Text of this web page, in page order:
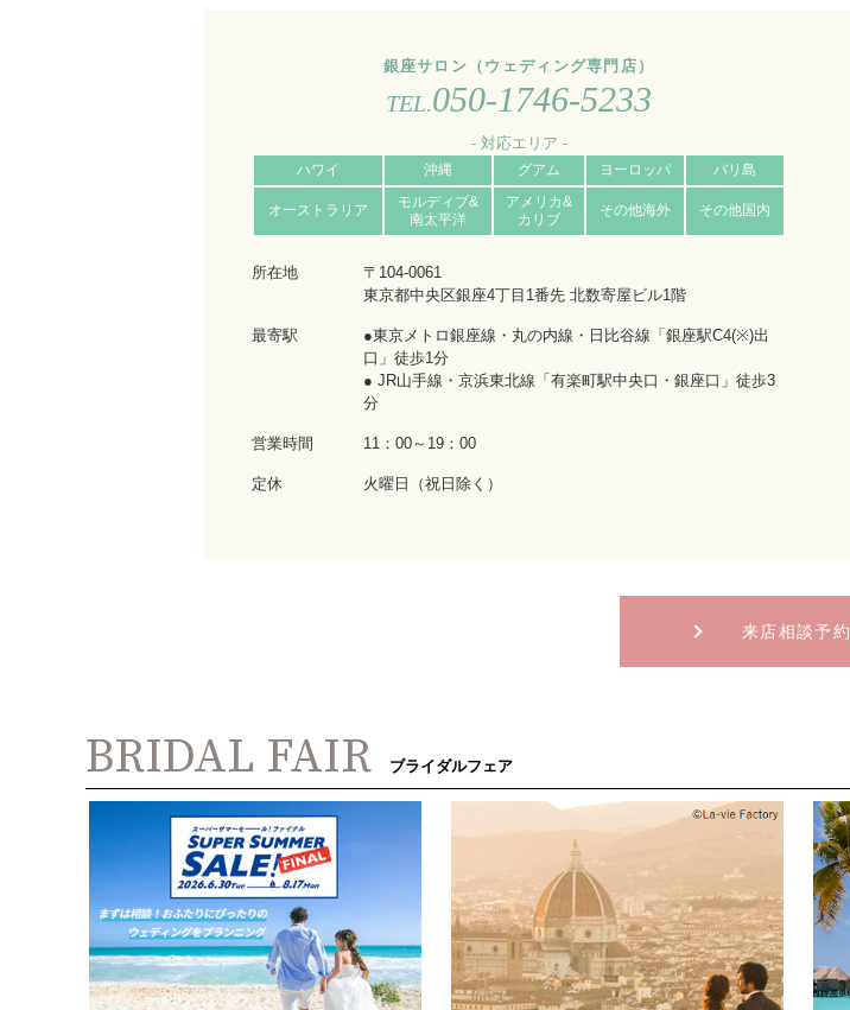
銀座サロン（ウェディング専門店）
TEL.050-1746-5233
- 対応エリア -
ハワイ 沖縄 グアム ヨーロッパ バリ島
オーストラリア
モルディブ&
南太平洋
アメリカ&
カリブ
その他海外 その他国内
所在地
〒104-0061
東京都中央区銀座4丁目1番先 北数寄屋ビル1階
最寄駅
●東京メトロ銀座線・丸の内線・日比谷線「銀座駅C4(※)出
口」徒歩1分
● JR山手線・京浜東北線「有楽町駅中央口・銀座口」徒歩3
分
営業時間 11：00～19：00
定休 火曜日（祝日除く）
来店相談予約
BRIDAL FAIR ブライダルフェア